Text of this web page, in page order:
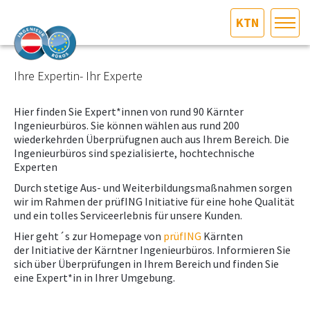
KTN
DAS INGENIEURBÜRO
INTERESSEN­VERTRETUNG
MITGLIEDER­VERZEICHNIS
SERVICE
Ihre Expertin- Ihr Experte
Hier finden Sie Expert*innen von rund 90 Kärnter
Ingenieurbüros. Sie können wählen aus rund 200
wiederkehrden Überprüfugnen auch aus Ihrem Bereich. Die
Ingenieurbüros sind spezialisierte, hochtechnische
Experten
Durch stetige Aus- und Weiterbildungsmaßnahmen sorgen
wir im Rahmen der prüfING Initiative für eine hohe Qualität
und ein tolles Serviceerlebnis für unsere Kunden.
Hier geht´s zur Homepage von prüfING Kärnten
der Initiative der Kärntner Ingenieurbüros. Informieren Sie
sich über Überprüfungen in Ihrem Bereich und finden Sie
eine Expert*in in Ihrer Umgebung.